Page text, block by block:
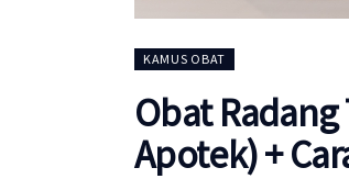
KAMUS OBAT
Obat
Apotek) +